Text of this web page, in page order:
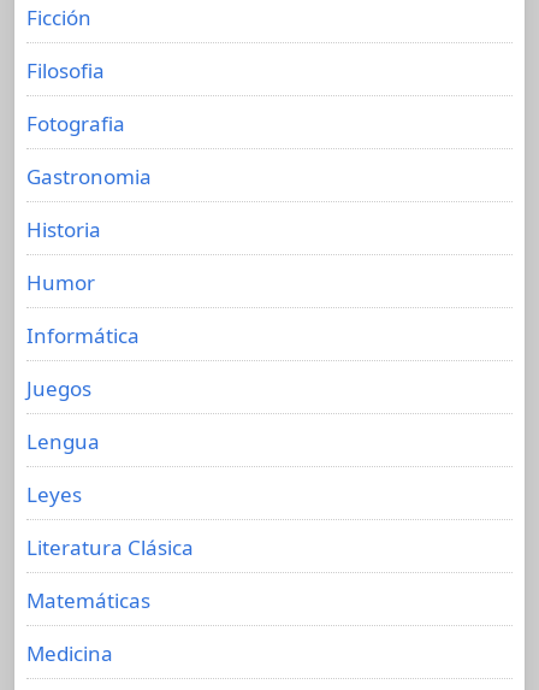
Ficción
Filosofia
Fotografia
Gastronomia
Historia
Humor
Informática
Juegos
Lengua
Leyes
Literatura Clásica
Matemáticas
Medicina